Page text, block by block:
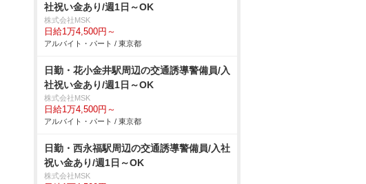
社祝い金あり/週1日～OK
株式会社MSK
日給1万4,500円～
アルバイト・パート / 東京都
日勤・花小金井駅周辺の交通誘導警備員/入
社祝い金あり/週1日～OK
株式会社MSK
日給1万4,500円～
アルバイト・パート / 東京都
日勤・西永福駅周辺の交通誘導警備員/入社
祝い金あり/週1日～OK
株式会社MSK